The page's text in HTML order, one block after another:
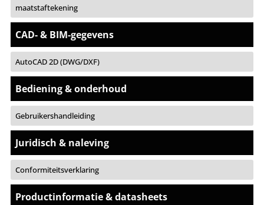
maatstaftekening
CAD- & BIM-gegevens
AutoCAD 2D (DWG/DXF)
Bediening & onderhoud
Gebruikershandleiding
Juridisch & naleving
Conformiteitsverklaring
Productinformatie & datasheets